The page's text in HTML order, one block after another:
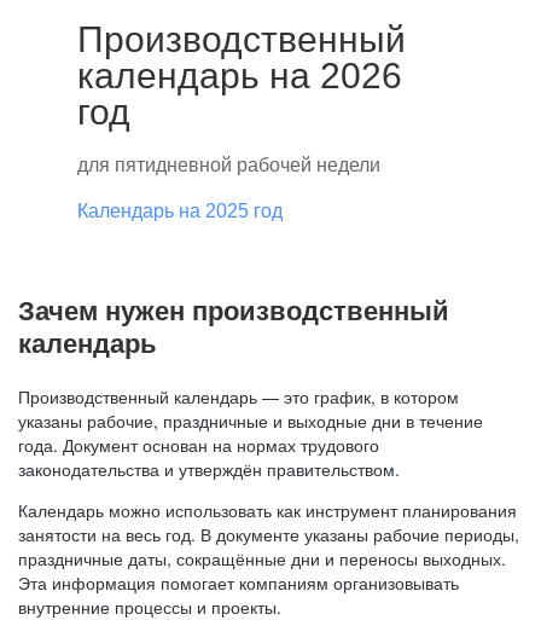
Производственный
календарь на 2026
год
для пятидневной рабочей недели
Календарь на 2025 год
Зачем нужен производственный
календарь
Производственный календарь — это график, в котором
указаны рабочие, праздничные и выходные дни в течение
года. Документ основан на нормах трудового
законодательства и утверждён правительством.
Календарь можно использовать как инструмент планирования
занятости на весь год. В документе указаны рабочие периоды,
праздничные даты, сокращённые дни и переносы выходных.
Эта информация помогает компаниям организовывать
внутренние процессы и проекты.